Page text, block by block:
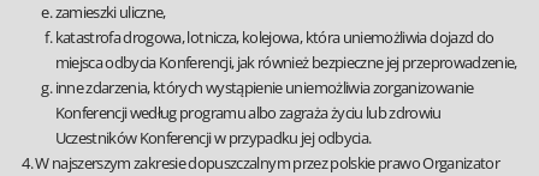
zamieszki uliczne,
katastrofa drogowa, lotnicza, kolejowa, która uniemożliwia dojazd do
miejsca odbycia Konferencji, jak również bezpieczne jej przeprowadzenie,
inne zdarzenia, których wystąpienie uniemożliwia zorganizowanie
Konferencji według programu albo zagraża życiu lub zdrowiu
Uczestników Konferencji w przypadku jej odbycia.
W najszerszym zakresie dopuszczalnym przez polskie prawo Organizator